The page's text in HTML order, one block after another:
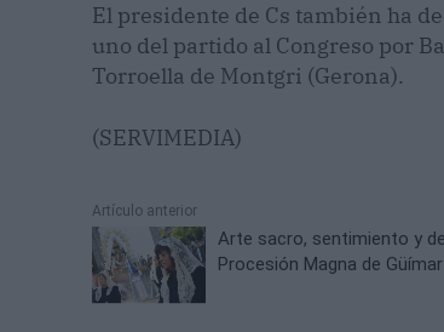
El presidente de Cs también ha
uno del partido al Congreso por
Torroella de Montgri (Gerona).
(SERVIMEDIA)
Artículo anterior
Arte sacro, sentimiento y
Procesión Magna de Güímar